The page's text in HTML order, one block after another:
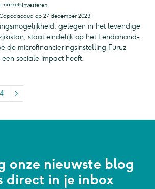
Investeren
op 27 december 2023
gelegen in het levendige
staat eindelijk op het Lendahand-
de microfinancieringsinstelling Furuz
sociale impact heeft.
4 >
onze nieuwste blog
direct in je inbox